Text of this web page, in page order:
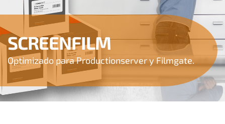
SCREENFILM
Optimizado para Productionserver y Filmgate.